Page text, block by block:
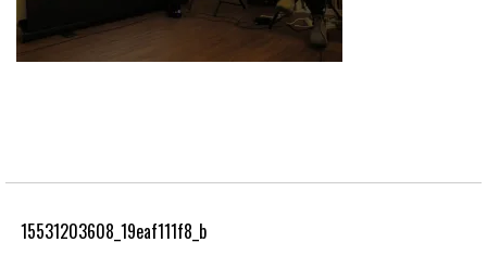
15531203608_19eaf111f8_b